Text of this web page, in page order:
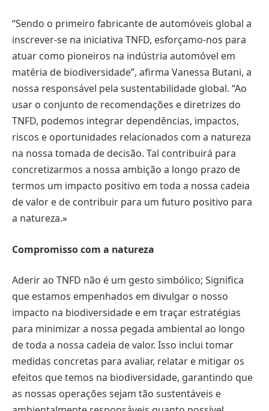
“Sendo o primeiro fabricante de automóveis global a
inscrever-se na iniciativa TNFD, esforçamo-nos para
atuar como pioneiros na indústria automóvel em
matéria de biodiversidade”, afirma Vanessa Butani, a
nossa responsável pela sustentabilidade global. “Ao
usar o conjunto de recomendações e diretrizes do
TNFD, podemos integrar dependências, impactos,
riscos e oportunidades relacionados com a natureza
na nossa tomada de decisão. Tal contribuirá para
concretizarmos a nossa ambição a longo prazo de
termos um impacto positivo em toda a nossa cadeia
de valor e de contribuir para um futuro positivo para
a natureza.»
Compromisso com a natureza
Aderir ao TNFD não é um gesto simbólico; Significa
que estamos empenhados em divulgar o nosso
impacto na biodiversidade e em traçar estratégias
para minimizar a nossa pegada ambiental ao longo
de toda a nossa cadeia de valor. Isso inclui tomar
medidas concretas para avaliar, relatar e mitigar os
efeitos que temos na biodiversidade, garantindo que
as nossas operações sejam tão sustentáveis e